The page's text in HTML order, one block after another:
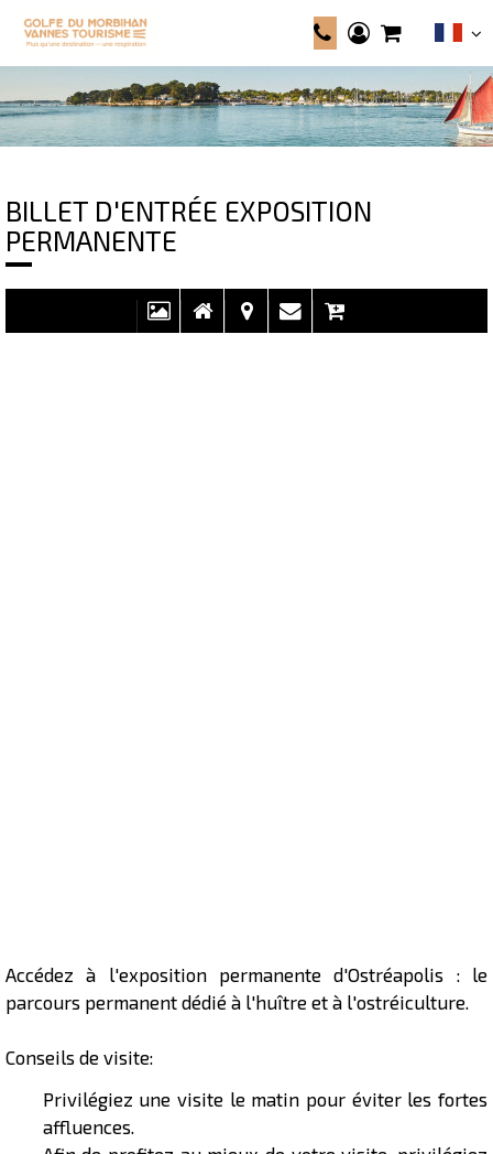
BILLET D'ENTRÉE EXPOSITION
PERMANENTE
Présentation
Accédez à l'exposition permanente d'Ostréapolis : le
parcours permanent dédié à l'huître et à l'ostréiculture.
Conseils de visite:
Privilégiez une visite le matin pour éviter les fortes
affluences.